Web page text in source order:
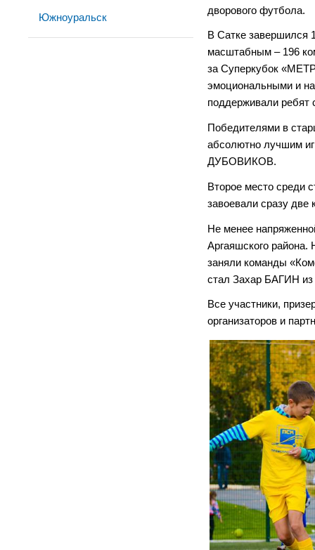
Южноуральск
дворового футбола.
В Сатке завершился
масштабным – 196
за Суперкубок
эмоциональными и
поддерживали ребят
Победителями в
абсолютно лучшим
ДУБОВИКОВ.
Второе место среди
завоевали сразу
Не менее
Аргаяшского района.
заняли команды
стал Захар БАГИН
Все участники,
организаторов и